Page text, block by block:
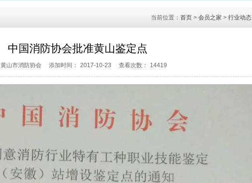
当前位置： 首页 > 会员之家 > 行业动态
中国消防协会批准黄山鉴定点
黄山市消防协会 添加时间： 2017-10-23 查看次数： 14419